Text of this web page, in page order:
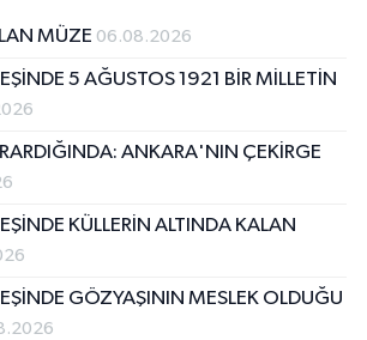
MÜZE 06.08.2026
5 AĞUSTOS 1921 BİR MİLLETİN
ANKARA'NIN ÇEKİRGE
KÜLLERİN ALTINDA KALAN
GÖZYAŞININ MESLEK OLDUĞU